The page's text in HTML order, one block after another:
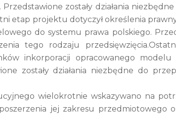
zostały działania
etap projektu dotyczył określenia
do systemu prawa polskiego.
tego rodzaju
inkorporacji opracowanego
zostały działania niezbędne do
wielokrotnie wskazywano na
jej zakresu przedmiotowego o